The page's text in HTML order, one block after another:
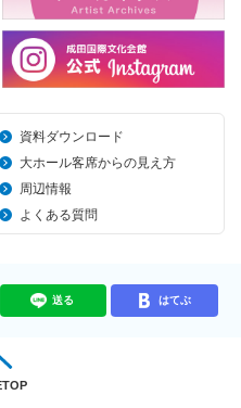
資料ダウンロード
大ホール客席からの見え方
周辺情報
よくある質問
送る はてぶ